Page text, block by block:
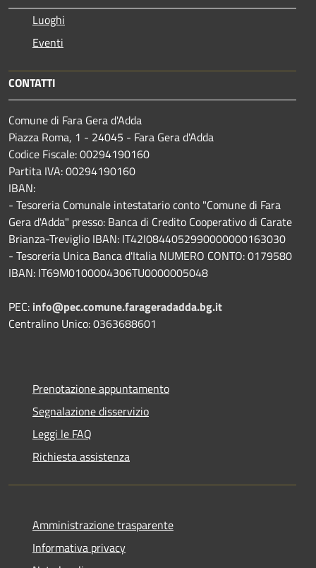
Luoghi
Eventi
CONTATTI
Comune di Fara Gera d'Adda
Piazza Roma, 1 - 24045 - Fara Gera d'Adda
Codice Fiscale: 00294190160
Partita IVA: 00294190160
IBAN:
- Tesoreria Comunale intestatario conto "Comune di Fara
Gera d'Adda" presso: Banca di Credito Cooperativo di Carate
Brianza-Treviglio IBAN: IT42I0844052990000000163030
- Tesoreria Unica Banca d'Italia NUMERO CONTO: 0179580
IBAN: IT69M0100004306TU0000005048
PEC: info@pec.comune.farageradadda.bg.it
Centralino Unico: 0363688601
Prenotazione appuntamento
Segnalazione disservizio
Leggi le FAQ
Richiesta assistenza
Amministrazione trasparente
Informativa privacy